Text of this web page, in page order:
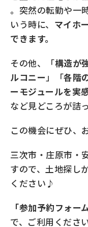
。突然の転勤や一
いう時に、 マイホ
できます。
その他、「構造が
ルコニー」「各階
ーモジュールを実
など見どころが詰
この機会にぜひ、
三次市・庄原市・
すので、土地探し
ください♪
「参加予約フォーム
で、ご利用ください